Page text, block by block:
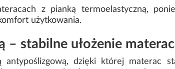
z pianką termoelastyczną,
użytkowania.
stabilne ułożenie
antypoślizgową, dzięki której materac